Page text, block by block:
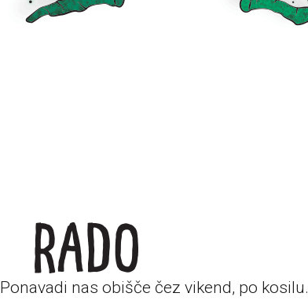
Ponavadi nas obišče čez vikend, po kosilu.